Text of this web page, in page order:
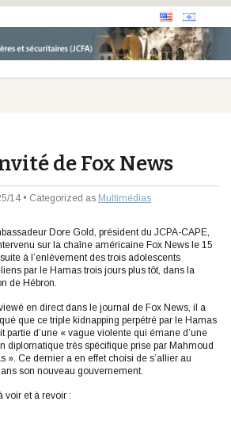
de Fox News
14 • Categorized as Multimédias
Dore Gold, président du JCPA-CAPE,
sur la chaîne américaine Fox News le 15
à l’enlèvement des trois adolescents
par le Hamas trois jours plus tôt, dans la
de Hébron.
en direct dans le journal de Fox News, il a
que ce triple kidnapping perpétré par le Hamas
partie d’une « vague violente qui émane d’une
diplomatique très spécifique prise par Mahmoud
». Ce dernier a en effet choisi de s’allier au
son nouveau gouvernement.
voir et à revoir :